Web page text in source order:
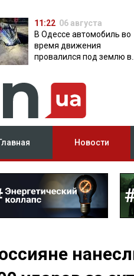
11:22 06 августа
В Одессе автомобиль во
время движения
провалился под землю в
Новости